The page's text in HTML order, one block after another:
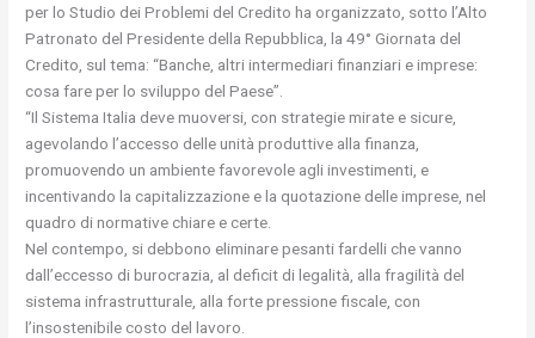
per lo Studio dei Problemi del Credito ha organizzato, sotto l’Alto
Patronato del Presidente della Repubblica, la 49° Giornata del
Credito, sul tema: “Banche, altri intermediari finanziari e imprese:
cosa fare per lo sviluppo del Paese”.
“Il Sistema Italia deve muoversi, con strategie mirate e sicure,
agevolando l’accesso delle unità produttive alla finanza,
promuovendo un ambiente favorevole agli investimenti, e
incentivando la capitalizzazione e la quotazione delle imprese, nel
quadro di normative chiare e certe.
Nel contempo, si debbono eliminare pesanti fardelli che vanno
dall’eccesso di burocrazia, al deficit di legalità, alla fragilità del
sistema infrastrutturale, alla forte pressione fiscale, con
l’insostenibile costo del lavoro.